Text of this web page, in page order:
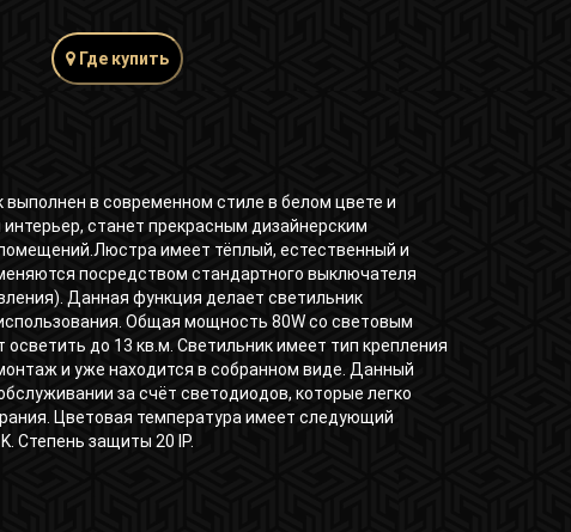
Где купить
в современном стиле в белом цвете и
станет прекрасным дизайнерским
имеет тёплый, естественный и
посредством стандартного выключателя
Данная функция делает светильник
Общая мощность 80W со световым
осветить до 13 кв.м. Светильник имеет тип крепления
и уже находится в собранном виде. Данный
за счёт светодиодов, которые легко
Цветовая температура имеет следующий
Степень защиты 20 IP.